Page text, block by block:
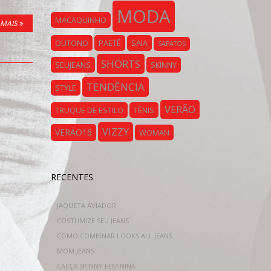
MACAQUINHO MODA
OUTONO PAETÊ SAIA SAPATOS
SEUJEANS SHORTS SKINNY
STYLE TENDÊNCIA
TRUQUE DE ESTILO TÊNIS VERÃO
VERÃO16 VIZZY WOMAN
RECENTES
JAQUETA AVIADOR
COSTUMIZE SEU JEANS
COMO COMBINAR LOOKS ALL JEANS
MOM JEANS
CALÇA SKINNY FEMININA